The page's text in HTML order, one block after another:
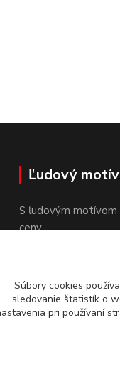
Ľudový motív
S ľudovým
ceny.
Súbory cookies
sledovanie štatistík o
pri používaní